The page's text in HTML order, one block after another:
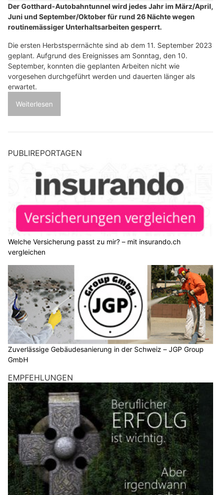
Der Gotthard-Autobahntunnel wird jedes Jahr im März/April,
Juni und September/Oktober für rund 26 Nächte wegen
routinemässiger Unterhaltsarbeiten gesperrt.
Die ersten Herbstsperrnächte sind ab dem 11. September 2023
geplant. Aufgrund des Ereignisses am Sonntag, den 10.
September, konnten die geplanten Arbeiten nicht wie
vorgesehen durchgeführt werden und dauerten länger als
erwartet.
Weiterlesen
PUBLIREPORTAGEN
Welche Versicherung passt zu mir? – mit insurando.ch
vergleichen
Zuverlässige Gebäudesanierung in der Schweiz – JGP Group
GmbH
EMPFEHLUNGEN